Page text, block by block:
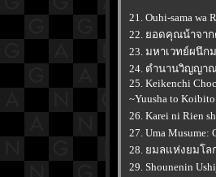
21. Ouhi-sama wa
22. ยอดคุณน้าจาก
23. มหาเวทย์ผนึกม
24. ตำนานวิญญาณ
25. Keikenchi
~Yuusha to
26. Karei ni Rien
27. Uma Musume:
28. ยมลแห่งยมโลก
29. Shounenin